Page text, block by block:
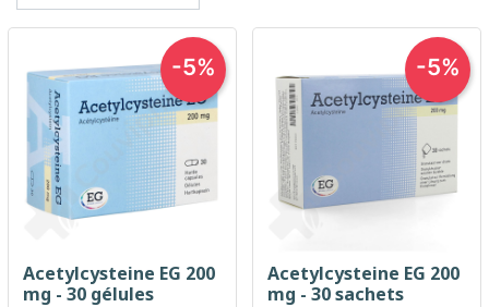
Acetylcysteine EG 200
mg - 30 gélules
-5%
Acetylcysteine EG 200
mg - 30 sachets
-5%